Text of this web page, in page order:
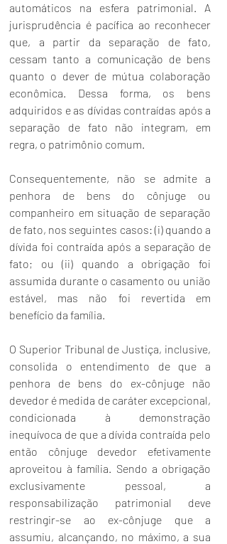
automáticos na esfera patrimonial. A
jurisprudência é pacífica ao reconhecer
que, a partir da separação de fato,
cessam tanto a comunicação de bens
quanto o dever de mútua colaboração
econômica. Dessa forma, os bens
adquiridos e as dívidas contraídas após a
separação de fato não integram, em
regra, o patrimônio comum.
Consequentemente, não se admite a
penhora de bens do cônjuge ou
companheiro em situação de separação
de fato, nos seguintes casos: (i) quando a
dívida foi contraída após a separação de
fato; ou (ii) quando a obrigação foi
assumida durante o casamento ou união
estável, mas não foi revertida em
benefício da família.
O Superior Tribunal de Justiça, inclusive,
consolida o entendimento de que a
penhora de bens do ex-cônjuge não
devedor é medida de caráter excepcional,
condicionada à demonstração
inequívoca de que a dívida contraída pelo
então cônjuge devedor efetivamente
aproveitou à família. Sendo a obrigação
exclusivamente pessoal, a
responsabilização patrimonial deve
restringir-se ao ex-cônjuge que a
assumiu, alcançando, no máximo, a sua